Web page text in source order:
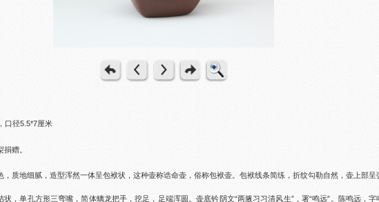
口径5.5*7厘米
捐赠。
，质地细腻，造型浑然一体呈包袱状，这种壶称诰命壶，俗称包袱壶。包袱线条简练，折纹勾勒自然，壶上部呈
状，单孔方形三弯嘴，简体螭龙把手，挖足，足端浑圆。壶底钤阴文“两腋习习清风生”，署“鸣远”。陈鸣远，字